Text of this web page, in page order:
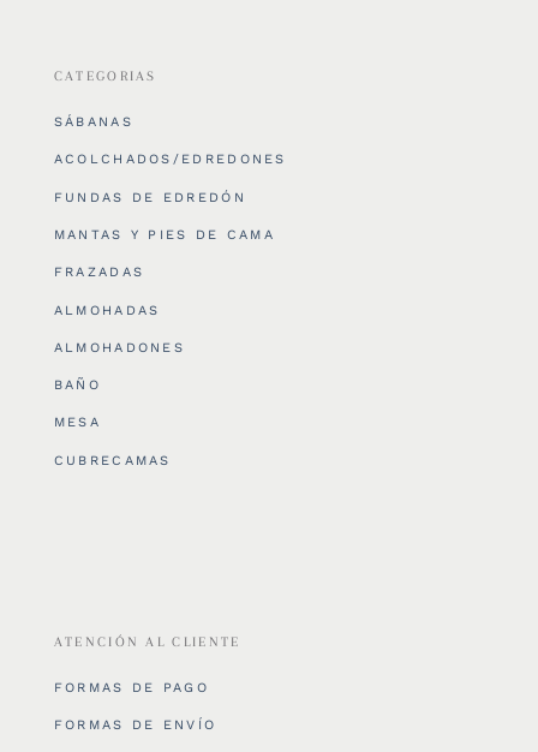
CATEGORIAS
SÁBANAS
ACOLCHADOS/EDREDONES
FUNDAS DE EDREDÓN
MANTAS Y PIES DE CAMA
FRAZADAS
ALMOHADAS
ALMOHADONES
BAÑO
MESA
CUBRECAMAS
ATENCIÓN AL CLIENTE
FORMAS DE PAGO
FORMAS DE ENVÍO